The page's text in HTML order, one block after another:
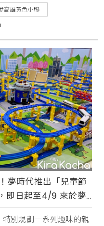
由睽違10年再次來台的
序幕！今(27)日高雄市
（Florentijn Hofman)擔
兩
高雄黃色小鴨
夢時代推出「兒童節
即日起至4/9 來於夢
別規劃一系列趣味的親